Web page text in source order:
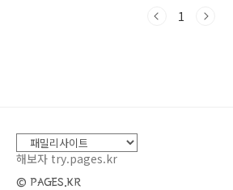
이 책의 주요 내용은 "가진 것에 대한 감사"이다.
했다. 이제 한 달 정도 되었다. 그리고 틈날 때마
다 '감사합니다'라는 말을..
1
해보자 try.pages.kr
© PAGES.KR